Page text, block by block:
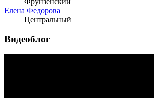
Елена Федорова
Центральный
Видеоблог